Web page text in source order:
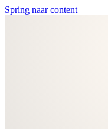
Spring naar content